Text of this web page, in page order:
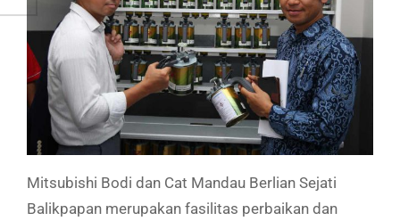
Mitsubishi Bodi dan Cat Mandau Berlian Sejati
Balikpapan merupakan fasilitas perbaikan dan